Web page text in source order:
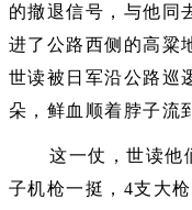
的撤退信号，与他同
进了公路西侧的高粱
世读被日军沿公路巡
朵，鲜血顺着脖子
这一仗，世读他
子机枪一挺，4支大